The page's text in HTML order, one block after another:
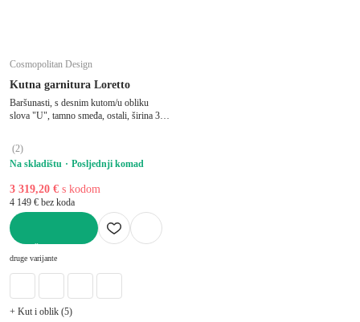
Cosmopolitan Design
Kutna garnitura Loretto
Baršunasti, s desnim kutom/u obliku
slova "U", tamno smeđa, ostali, širina 345
(2)
Na skladištu
Posljednji komad
3 319,20 € s kodom
4 149 € bez koda
druge varijante
+ Kut i oblik (5)